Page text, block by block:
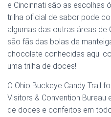
e Cincinnati são as escolhas
trilha oficial de sabor pode
algumas das outras áreas de
são fãs das bolas de
chocolate conhecidas aqui
uma trilha de doces!
O Ohio Buckeye Candy Trail
Visitors & Convention Bureau
de doces e confeitos em